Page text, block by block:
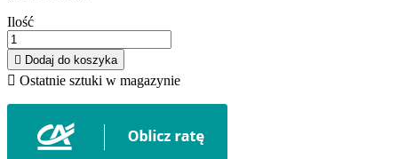
Ilość
 Dodaj do koszyka
 Ostatnie sztuki w magazynie